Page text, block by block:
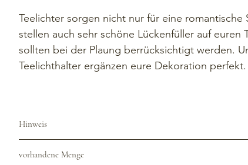
Teelichter sorgen nicht nur für eine romantische
stellen auch sehr schöne Lückenfüller auf euren
sollten bei der Plaung berrücksichtigt werden.
Teelichthalter ergänzen eure Dekoration perfekt.
Hinweis
zurückzugeben. Andernfalls übernehmen wir das für euch
vorhandene Menge